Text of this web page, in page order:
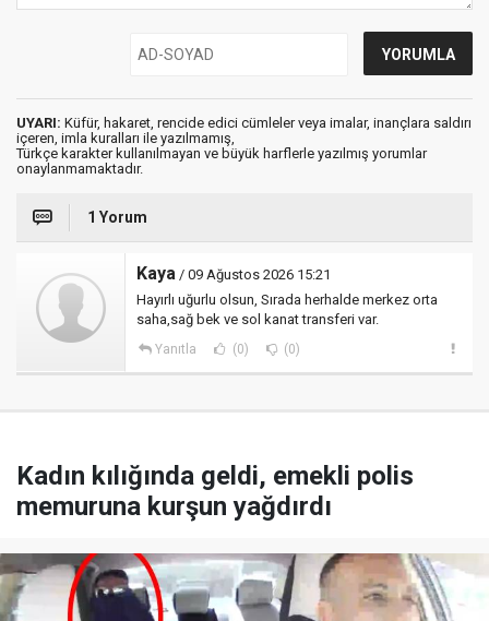
UYARI: Küfür, hakaret, rencide edici cümleler veya imalar, inançlara saldırı
içeren, imla kuralları ile yazılmamış,
Türkçe karakter kullanılmayan ve büyük harflerle yazılmış yorumlar
onaylanmamaktadır.
1 Yorum
Kaya / 09 Ağustos 2026 15:21
Hayırlı uğurlu olsun, Sırada herhalde merkez orta
saha,sağ bek ve sol kanat transferi var.
Yanıtla (0) (0)
Kadın kılığında geldi, emekli polis
memuruna kurşun yağdırdı